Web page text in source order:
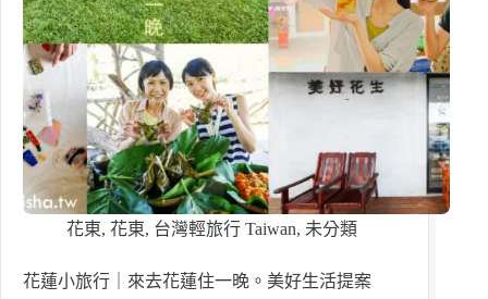
花東, 花東, 台灣輕旅行 Taiwan, 未分類
花蓮小旅行｜來去花蓮住一晚。美好生活提案